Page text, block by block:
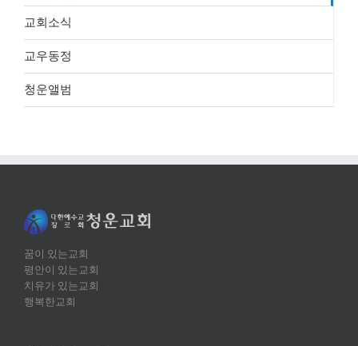
교회소식
교우동정
청운앨범
꿈이 있는교회
평안이 있는교회
치유가 있는교회
행복한교회